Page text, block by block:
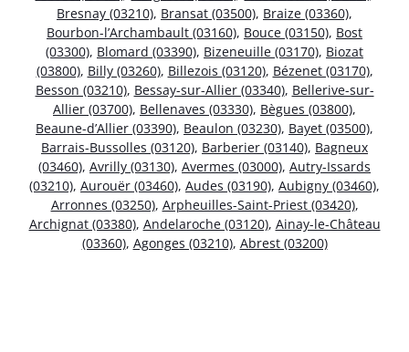
Bresnay (03210), Bransat (03500), Braize (03360),
Bourbon-l’Archambault (03160), Bouce (03150), Bost
(03300), Blomard (03390), Bizeneuille (03170), Biozat
(03800), Billy (03260), Billezois (03120), Bézenet (03170),
Besson (03210), Bessay-sur-Allier (03340), Bellerive-sur-
Allier (03700), Bellenaves (03330), Bègues (03800),
Beaune-d’Allier (03390), Beaulon (03230), Bayet (03500),
Barrais-Bussolles (03120), Barberier (03140), Bagneux
(03460), Avrilly (03130), Avermes (03000), Autry-Issards
(03210), Aurouër (03460), Audes (03190), Aubigny (03460),
Arronnes (03250), Arpheuilles-Saint-Priest (03420),
Archignat (03380), Andelaroche (03120), Ainay-le-Château
(03360), Agonges (03210), Abrest (03200)